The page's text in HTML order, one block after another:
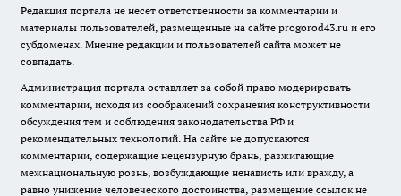
Редакция портала не несет ответственности за комментарии и
материалы пользователей, размещенные на сайте progorod43.ru и его
субдоменах. Мнение редакции и пользователей сайта может не
совпадать.
Администрация портала оставляет за собой право модерировать
комментарии, исходя из соображений сохранения конструктивности
обсуждения тем и соблюдения законодательства РФ и
рекомендательных технологий. На сайте не допускаются
комментарии, содержащие нецензурную брань, разжигающие
межнациональную рознь, возбуждающие ненависть или вражду, а
равно унижение человеческого достоинства, размещение ссылок не